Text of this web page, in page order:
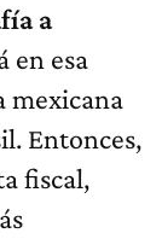
a
en esa
mexicana
Entonces,
fiscal,